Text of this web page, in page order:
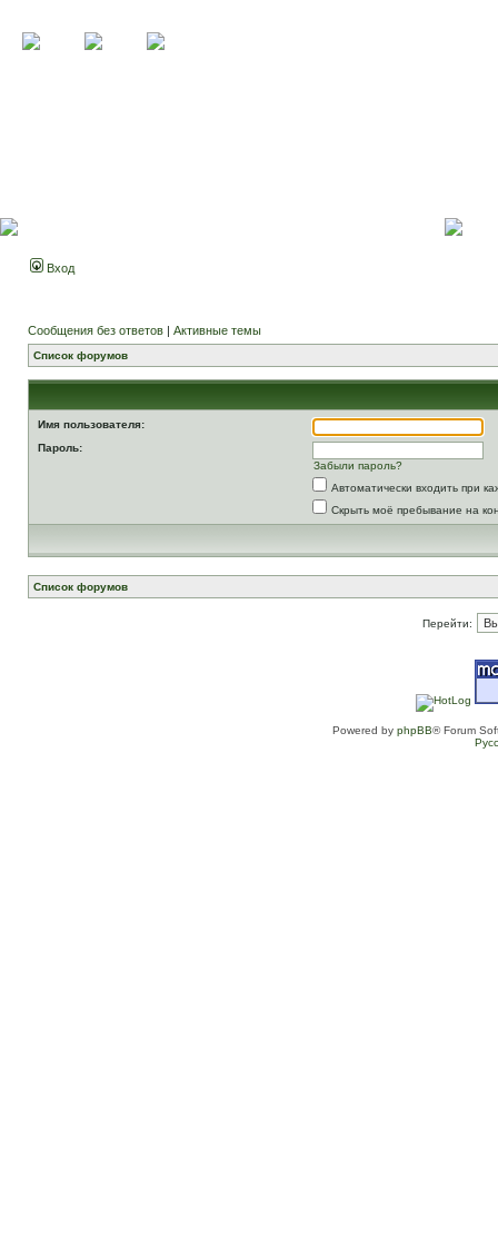
Вход
Сообщения без ответов | Активные темы
Список форумов
Имя пользователя:
Пароль:
Забыли пароль?
Автоматически входить при
Скрыть моё пребывание на
Список форумов
Перейти:
Powered by phpBB® Forum